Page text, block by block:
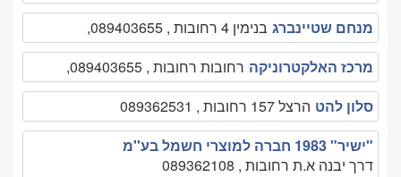
מנחם שטיינברג בנימין 4 רחובות , 089403655,
מרכז האלקטרוניקה רחובות רחובות , 089403655,
סלון להט הרצל 157 רחובות , 089362531
"ישיר" 1983 חברה למוצרי חשמל בע''מ
דרך יבנה א.ת רחובות , 089362108